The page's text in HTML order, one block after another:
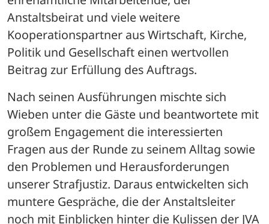
Anstaltsbeirat und viele weitere
Kooperationspartner aus Wirtschaft, Kirche,
Politik und Gesellschaft einen wertvollen
Beitrag zur Erfüllung des Auftrags.
Nach seinen Ausführungen mischte sich
Wieben unter die Gäste und beantwortete mit
großem Engagement die interessierten
Fragen aus der Runde zu seinem Alltag sowie
den Problemen und Herausforderungen
unserer Strafjustiz. Daraus entwickelten sich
muntere Gespräche, die der Anstaltsleiter
noch mit Einblicken hinter die Kulissen der JVA